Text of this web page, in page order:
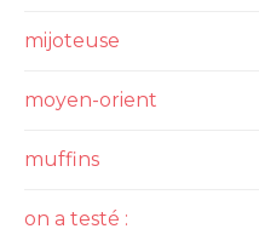
mijoteuse
moyen-orient
muffins
on a testé :